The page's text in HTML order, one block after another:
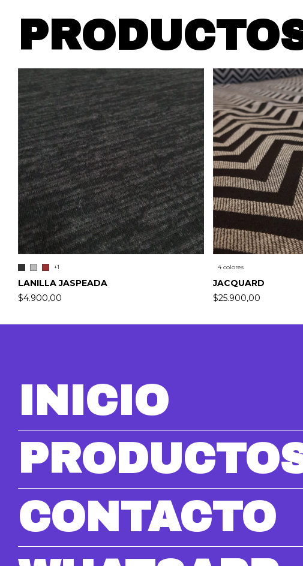
+1
LANILLA JASPEADA
$4.900,00
4 colores
JACQUARD
$25.900,00
INICIO
CONTACTO